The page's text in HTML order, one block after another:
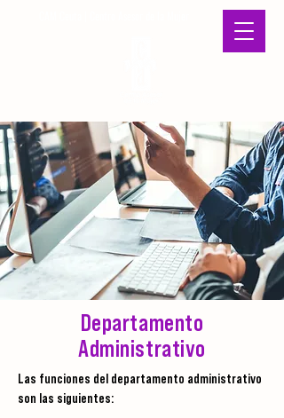
Departamento
Administrativo
Las funciones del departamento administrativo
son las siguientes: